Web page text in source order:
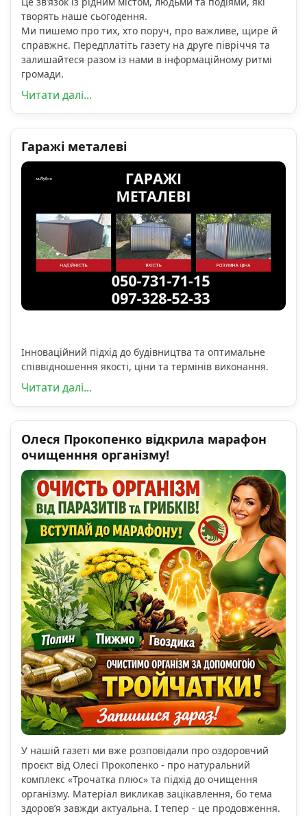
творять наше сьогодення.
Ми пишемо про тих, хто поруч, про важливе, щире й
справжнє. Передплатіть газету на друге півріччя та
залишайтеся разом із нами в інформаційному ритмі
громади.
Читати далі...
Гаражі металеві
Інноваційний підхід до будівництва та оптимальне
співвідношення якості, ціни та термінів виконання.
Читати далі...
Олеся Прокопенко відкрила марафон
очищенння організму!
У нашій газеті ми вже розповідали про оздоровчий
проєкт від Олесі Прокопенко - про натуральний
комплекс «Трочатка плюс» та підхід до очищення
організму. Матеріал викликав зацікавлення, бо тема
здоров’я завжди актуальна. І тепер - це продовження.